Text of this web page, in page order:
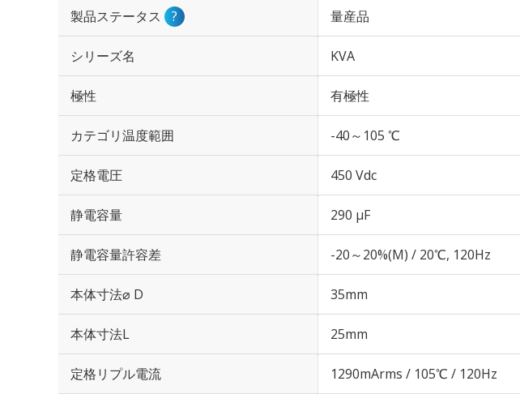
製品ステータス ? 量産品
シリーズ名 KVA
極性 有極性
カテゴリ温度範囲 -40～105 ℃
定格電圧 450 Vdc
静電容量 290 µF
静電容量許容差 -20～20%(M) / 20℃, 120Hz
本体寸法⌀ D 35mm
本体寸法L 25mm
定格リプル電流 1290mArms / 105℃ / 120Hz